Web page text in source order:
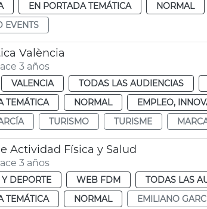
EN PORTADA TEMÁTICA NORMAL
EVENTS
València
3 años
VALENCIA TODAS LAS AUDIENCIAS
TEMÁTICA
NORMAL EMPLEO,
TURISMO TURISME
Actividad Física y Salud
3 años
DEPORTE WEB FDM TODAS LAS
TEMÁTICA
NORMAL EMILIANO